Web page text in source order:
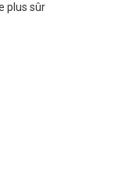
plus sûr